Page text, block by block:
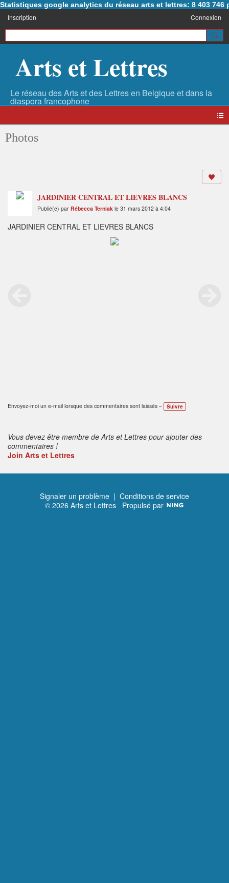
Statistiques google analytics du réseau arts et lettres: 8 403 746
Inscription Connexion
Arts et Lettres
Photos
JARDINIER CENTRAL ET LIEVRES BLANCS
Publié(e) par Rébecca Terniak le 31 mars 2012 à 4:04
JARDINIER CENTRAL ET LIEVRES BLANCS
Envoyez-moi un e-mail lorsque des commentaires sont laissés – Suivre
Vous devez être membre de Arts et Lettres pour ajouter des
commentaires !
Join Arts et Lettres
Signaler un problème | Conditions de service
© 2026 Arts et Lettres Propulsé par